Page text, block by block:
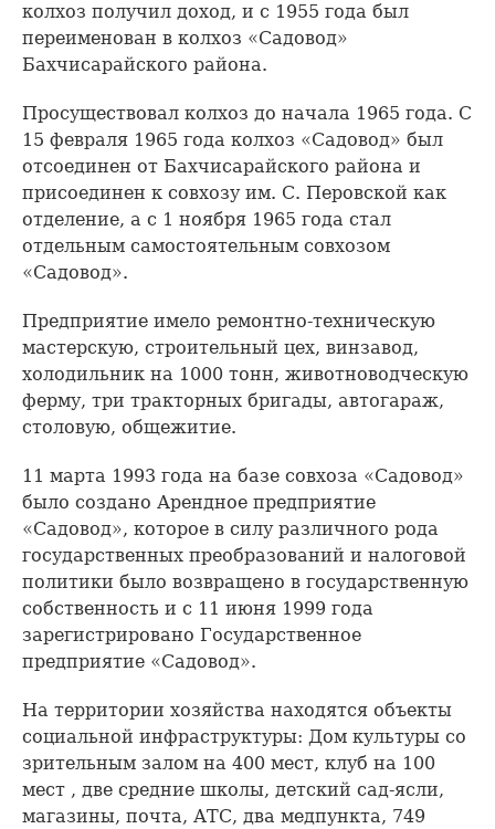
колхоз получил доход, и с 1955 года был
переименован в колхоз «Садовод»
Бахчисарайского района.
Просуществовал колхоз до начала 1965 года. С
15 февраля 1965 года колхоз «Садовод» был
отсоединен от Бахчисарайского района и
присоединен к совхозу им. С. Перовской как
отделение, а с 1 ноября 1965 года стал
отдельным самостоятельным совхозом
«Садовод».
Предприятие имело ремонтно-техническую
мастерскую, строительный цех, винзавод,
холодильник на 1000 тонн, животноводческую
ферму, три тракторных бригады, автогараж,
столовую, общежитие.
11 марта 1993 года на базе совхоза «Садовод»
было создано Арендное предприятие
«Садовод», которое в силу различного рода
государственных преобразований и налоговой
политики было возвращено в государственную
собственность и с 11 июня 1999 года
зарегистрировано Государственное
предприятие «Садовод».
На территории хозяйства находятся объекты
социальной инфраструктуры: Дом культуры со
зрительным залом на 400 мест, клуб на 100
мест , две средние школы, детский сад-ясли,
магазины, почта, АТС, два медпункта, 749